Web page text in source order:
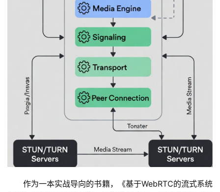
作为一本实战导向的书籍，《基于WebRTC的流式系统